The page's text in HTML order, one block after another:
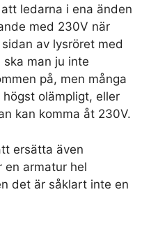
ledarna i ena änden
med 230V när
av lysröret med
man ju inte
på, men många
olämpligt, eller
kan komma åt 230V.
ersätta även
en armatur hel
det är såklart inte en